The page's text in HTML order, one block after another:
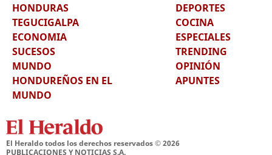
HONDURAS
TEGUCIGALPA
ECONOMIA
SUCESOS
MUNDO
HONDUREÑOS EN EL
MUNDO
DEPORTES
COCINA
ESPECIALES
TRENDING
OPINIÓN
APUNTES
El Heraldo todos los derechos reservados ©2026
PUBLICACIONES Y NOTICIAS S.A.